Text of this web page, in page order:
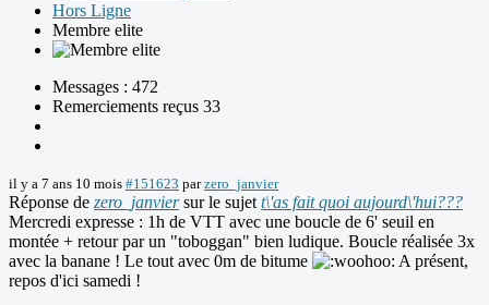
Hors Ligne
Membre elite
Messages : 472
Remerciements reçus 33
il y a 7 ans 10 mois #151623 parzero_janvier
Réponse de zero_janviersur le sujet t\'as fait quoi aujourd\'hui???
Mercredi expresse : 1h de VTT avec une boucle de 6' seuil en
montée + retour par un "toboggan" bien ludique. Boucle réalisée 3x
avec la banane ! Le tout avec 0m de bitume
A présent,
repos d'ici samedi !